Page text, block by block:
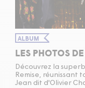
ALBUM
LES PHOTOS
Découvrez la
Remise, réunissant
Jean dit d'Olivier